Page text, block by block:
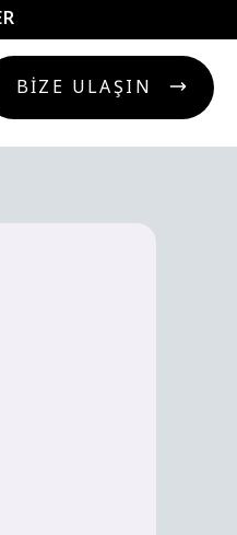
BIZE ULAŞIN
BIZE ULAŞIN